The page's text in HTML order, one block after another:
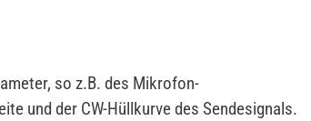
so z.B. des Mikrofon-
und der CW-Hüllkurve des Sendesignals.